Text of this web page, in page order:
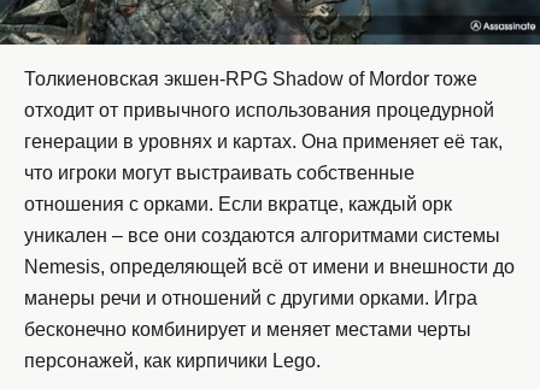
Толкиеновская экшен-RPG Shadow of Mordor тоже
отходит от привычного использования процедурной
генерации в уровнях и картах. Она применяет её так,
что игроки могут выстраивать собственные
отношения с орками. Если вкратце, каждый орк
уникален – все они создаются алгоритмами системы
Nemesis, определяющей всё от имени и внешности до
манеры речи и отношений с другими орками. Игра
бесконечно комбинирует и меняет местами черты
персонажей, как кирпичики Lego.